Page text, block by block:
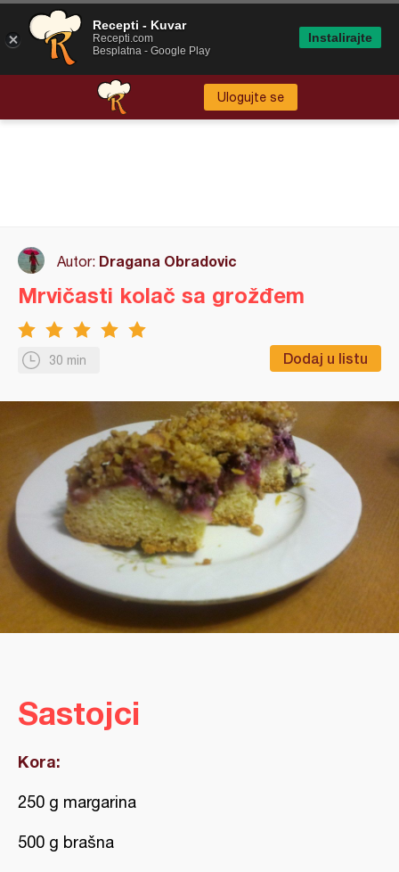
Ulogujte se
Autor: Dragana Obradovic
30 min Dodaj u listu
Mrvičasti kolač sa grožđem
Sastojci
Kora:
250 g margarina
500 g brašna
Recepti - Kuvar
Recepti.com
Besplatna - Google Play
Instalirajte